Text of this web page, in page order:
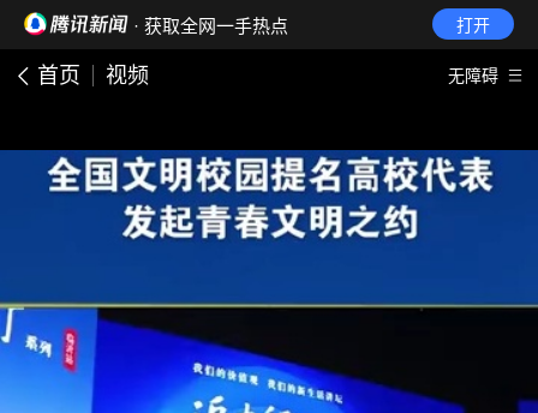
· 获取全网一手热点 打开
首页 视频 无障碍